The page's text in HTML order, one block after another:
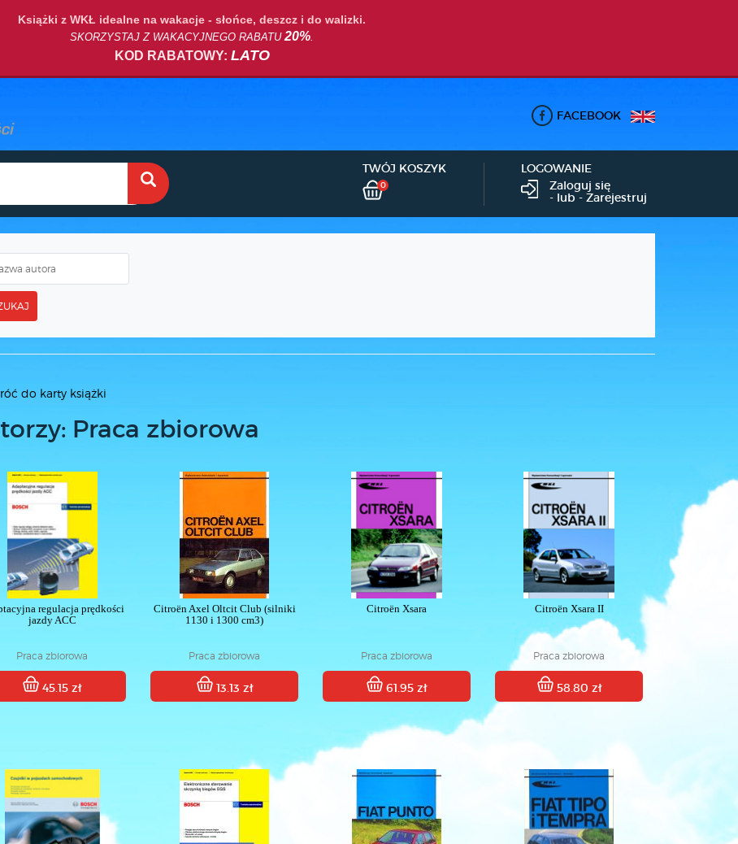
Książki z WKŁ idealne na wakacje - słońce, deszcz i do walizki.
SKORZYSTAJ Z WAKACYJNEGO RABATU20%.
KOD RABATOWY: LATO
FACEBOOK
TWÓJ KOSZYK
0
LOGOWANIE
Zaloguj się
- lub - Zarejestruj
do karty książki
Praca zbiorowa
regulacja prędkości
jazdy ACC
Praca zbiorowa
45.15 zł
Citroën Axel Oltcit Club (silniki
1130 i 1300 cm3)
Praca zbiorowa
13.13 zł
Citroën Xsara
Praca zbiorowa
61.95 zł
Citroën Xsara II
Praca zbiorowa
58.80 zł